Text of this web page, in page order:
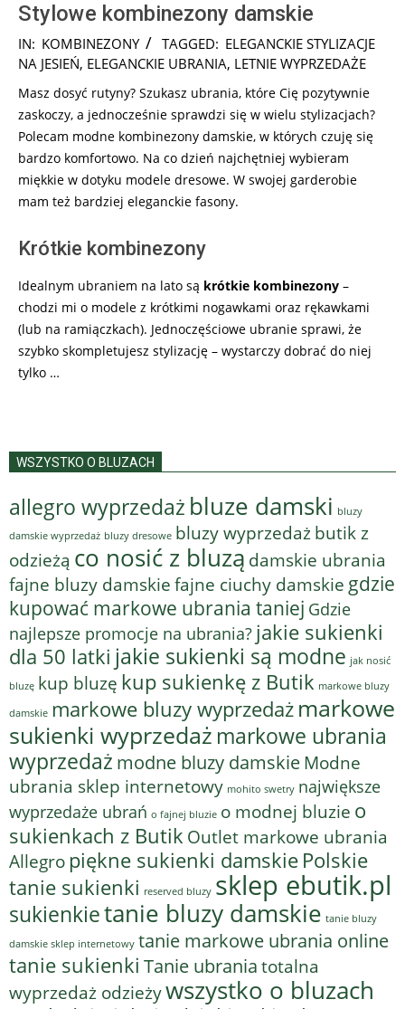
Stylowe kombinezony damskie
2024-
10-
IN: KOMBINEZONY TAGGED: ELEGANCKIE STYLIZACJE
NA JESIEŃ, ELEGANCKIE UBRANIA, LETNIE WYPRZEDAŻE
Masz dosyć rutyny? Szukasz ubrania, które Cię pozytywnie
zaskoczy, a jednocześnie sprawdzi się w wielu stylizacjach?
Polecam modne kombinezony damskie, w których czuję się
bardzo komfortowo. Na co dzień najchętniej wybieram
miękkie w dotyku modele dresowe. W swojej garderobie
mam też bardziej eleganckie fasony.
Krótkie kombinezony
Idealnym ubraniem na lato są krótkie kombinezony –
chodzi mi o modele z krótkimi nogawkami oraz rękawkami
(lub na ramiączkach). Jednoczęściowe ubranie sprawi, że
szybko skompletujesz stylizację – wystarczy dobrać do niej
tylko …
WSZYSTKO O BLUZACH
allegro wyprzedaż bluze damski bluzy
damskie wyprzedaż bluzy dresowe bluzy wyprzedaż butik z
odzieżą co nosić z bluzą damskie ubrania
fajne bluzy damskiefajne ciuchy damskie gdzie
kupować markowe ubrania taniej Gdzie
najlepsze promocje na ubrania? jakie sukienki
dla 50 latki jakie sukienki są modne jak nosić
bluzę kup bluzę kup sukienkę z Butik markowe bluzy
damskie markowe bluzy wyprzedaż markowe
sukienki wyprzedaż markowe ubrania
wyprzedaż modne bluzy damskie Modne
ubrania sklep internetowy mohito swetry największe
wyprzedaże ubrań o fajnej bluzie o modnej bluzie o
sukienkach z Butik Outlet markowe ubrania
Allegropiękne sukienki damskie Polskie
tanie sukienki reserved bluzy sklep ebutik.pl
sukienkietanie bluzy damskie tanie bluzy
damskie sklep internetowy tanie markowe ubrania online
tanie sukienki Tanie ubrania totalna
wyprzedaż odzieżywszystko o bluzach